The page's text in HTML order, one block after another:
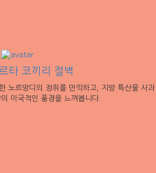
타 코끼리 절벽
노르망디의 정취를 만끽하고, 지방 특산물 사
이국적인 풍경을 느껴봅니다.